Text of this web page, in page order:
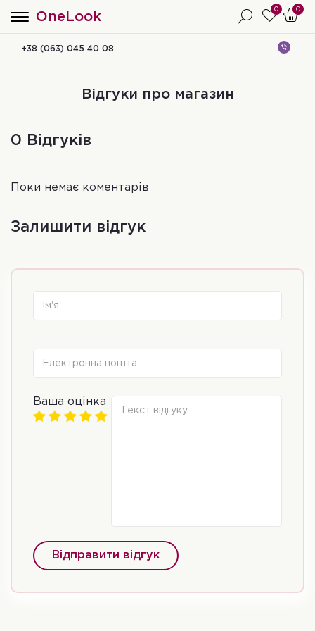
OneLook
0 0
+38 (063) 045 40 08
Відгуки про магазин
0 Відгуків
Поки немає коментарів
Залишити відгук
Ваша оцінка
Відправити відгук